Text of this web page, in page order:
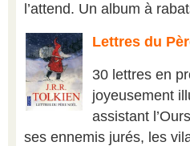
l’attend. Un album à
Lettres du
30 lettres en
joyeusement
assistant
ses ennemis jurés, les